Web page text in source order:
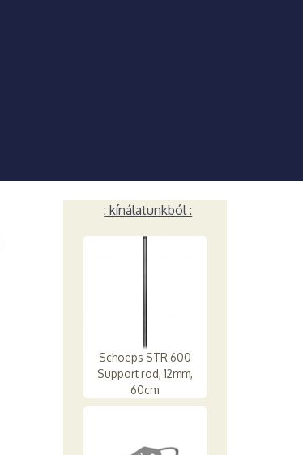
: kínálatunkból :
Schoeps STR 600
Support rod, 12mm,
60cm